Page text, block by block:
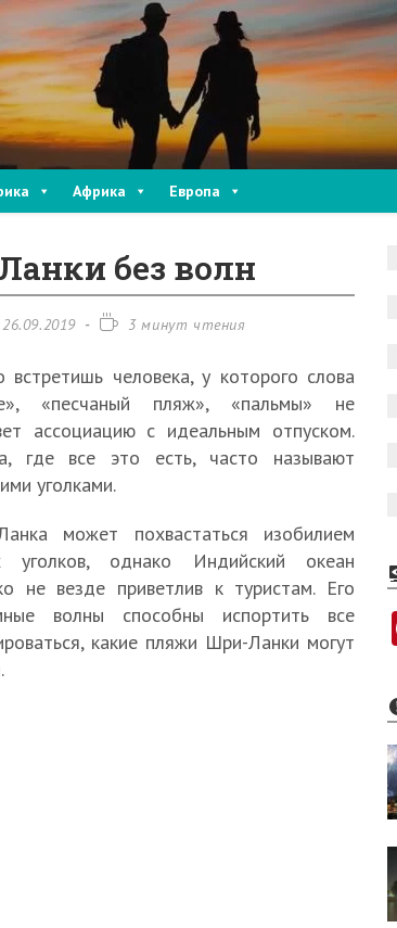
Африка Европа
без волн
26.09.2019
Время3 минут чтения
встретишь человека, у которого слова
«песчаный пляж», «пальмы» не
ассоциацию с идеальным отпуском.
где все это есть, часто называют
уголками.
может похвастаться изобилием
уголков, однако Индийский океан
не везде приветлив к туристам. Его
волны способны испортить все
какие пляжи Шри-Ланки могут